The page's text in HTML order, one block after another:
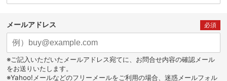
メールアドレス 必須
※ご記入いただいたメールアドレス宛てに、お問合せ内容の確認メール
をお送りいたします。
※Yahoo!メールなどのフリーメールをご利用の場合、迷惑メールフォル